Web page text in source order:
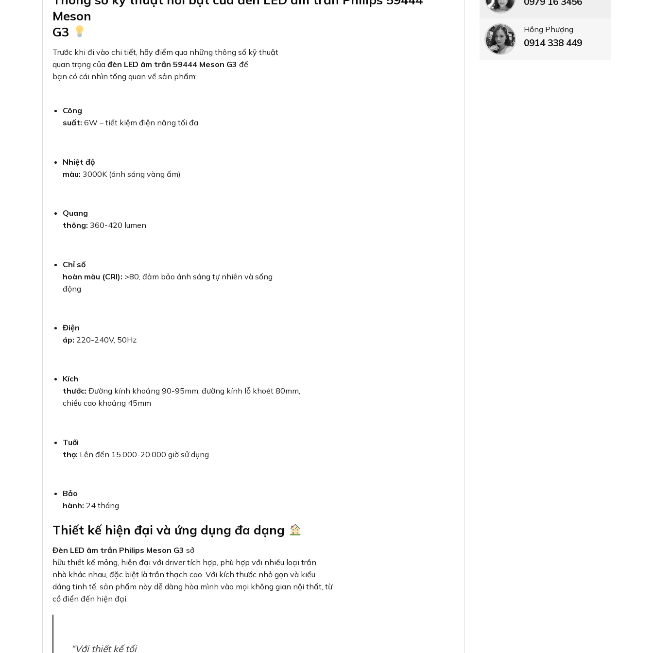
Meson
G3
Trước khi đi vào chi tiết, hãy điểm qua những thông số kỹ thuật
quan trọng của đèn LED âm trần 59444 Meson G3 để
bạn có cái nhìn tổng quan về sản phẩm:
Công
suất: 6W – tiết kiệm điện năng tối đa
Nhiệt độ
màu: 3000K (ánh sáng vàng ấm)
Quang
thông: 360-420 lumen
Chỉ số
hoàn màu (CRI): >80, đảm bảo ánh sáng tự nhiên và sống
động
Điện
áp: 220-240V, 50Hz
Kích
thước: Đường kính khoảng 90-95mm, đường kính lỗ khoét 80mm,
chiều cao khoảng 45mm
Tuổi
thọ: Lên đến 15.000-20.000 giờ sử dụng
Bảo
hành: 24 tháng
Thiết kế hiện đại và ứng dụng đa dạng
Đèn LED âm trần Philips Meson G3 sở
hữu thiết kế mỏng, hiện đại với driver tích hợp, phù hợp với nhiều loại trần
nhà khác nhau, đặc biệt là trần thạch cao. Với kích thước nhỏ gọn và kiểu
dáng tinh tế, sản phẩm này dễ dàng hòa mình vào mọi không gian nội thất, từ
cổ điển đến hiện đại.
“Với thiết kế tối
Hồng Phượng
0914 338 449